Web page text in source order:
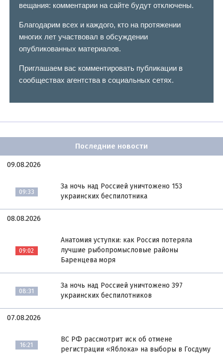
вещания: комментарии на сайте будут отключены.
Благодарим всех и каждого, кто на протяжении
многих лет участвовал в обсуждении
опубликованных материалов.
Приглашаем вас комментировать публикации в
сообществах агентства в социальных сетях.
Последние новости
09.08.2026
09:33
За ночь над Россией уничтожено 153
украинских беспилотника
08.08.2026
09:02
Анатомия уступки: как Россия потеряла
лучшие рыбопромысловые районы
Баренцева моря
08:31
За ночь над Россией уничтожено 397
украинских беспилотников
07.08.2026
16:21
ВС РФ рассмотрит иск об отмене
регистрации «Яблока» на выборы в Госдуму